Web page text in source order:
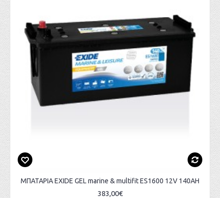
ΜΠΑΤΑΡΙΑ EXIDE GEL marine & multifit ES1600 12V 140AH
383,00€